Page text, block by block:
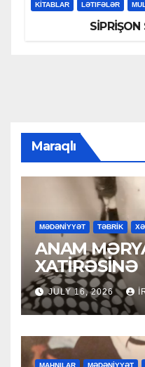
KİTABLAR LƏTIFƏLƏR
SİPRİŞON
Maraqlı
MƏDƏNİYYƏT TƏBRİK
ANAM
XATİRƏSİNƏ
JULY 16, 2026
MAHNILAR MƏDƏNİYYƏT